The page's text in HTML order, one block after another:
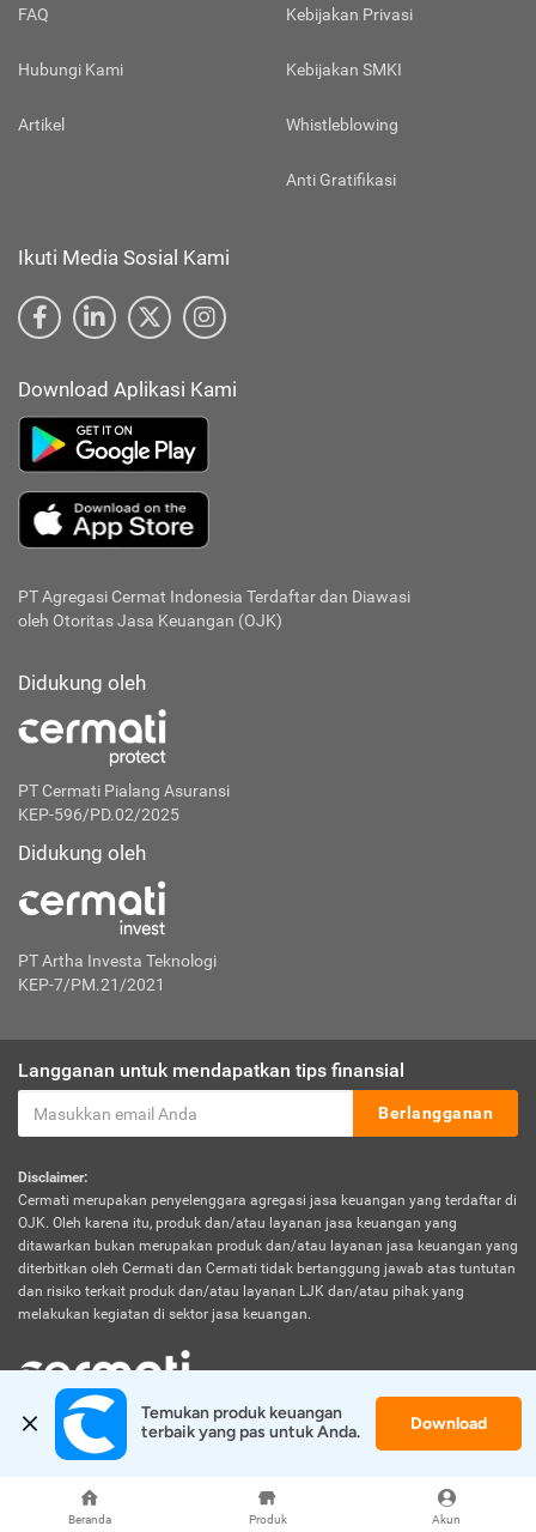
Beranda Produk Akun
FAQ
Hubungi Kami
Artikel
Kebijakan Privasi
Kebijakan SMKI
Whistleblowing
Anti Gratifikasi
Ikuti Media Sosial Kami
Download Aplikasi Kami
PT Agregasi Cermat Indonesia Terdaftar dan Diawasi
oleh Otoritas Jasa Keuangan (OJK)
Didukung oleh
PT Cermati Pialang Asuransi
KEP-596/PD.02/2025
Didukung oleh
PT Artha Investa Teknologi
KEP-7/PM.21/2021
Langganan untuk mendapatkan tips finansial
Berlangganan
Disclaimer:
Cermati merupakan penyelenggara agregasi jasa keuangan yang terdaftar di
OJK. Oleh karena itu, produk dan/atau layanan jasa keuangan yang
ditawarkan bukan merupakan produk dan/atau layanan jasa keuangan yang
diterbitkan oleh Cermati dan Cermati tidak bertanggung jawab atas tuntutan
dan risiko terkait produk dan/atau layanan LJK dan/atau pihak yang
melakukan kegiatan di sektor jasa keuangan.
© 2026 Cermati. All Rights Reserved.
Temukan produk keuangan
terbaik yang pas untuk Anda.
Download